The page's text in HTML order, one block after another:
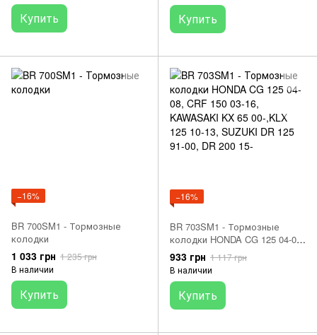
Купить Купить
−16%
BR 700SM1 - Тормозные
колодки
1 033 грн 1 235 грн
В наличии
Купить
−16%
BR 703SM1 - Тормозные
колодки HONDA CG 125 04-08,
CRF 150 03-16, KAWASAKI KX
65 00-,KLX 125 10-13, SUZUKI
DR 125 91-00, DR 200 15-
933 грн 1 117 грн
В наличии
Купить